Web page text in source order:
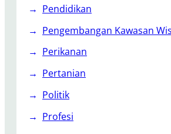
Pendidikan
Pengembangan Kawasan
Perikanan
Pertanian
Politik
Profesi